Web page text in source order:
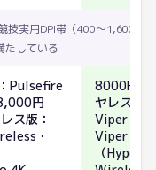
技実用DPI帯（400〜1,600）
たしている
Pulsefire
円
ス版：
・
8000Hz
ヤレス対
Viper V3
Viper V4
（